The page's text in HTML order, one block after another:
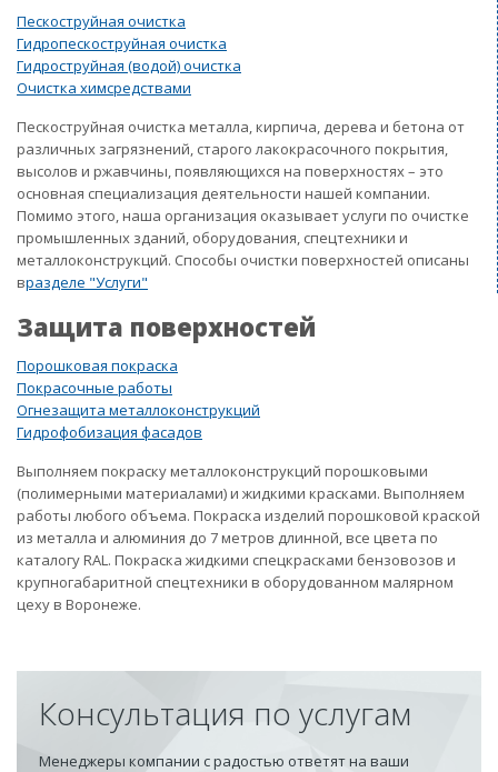
Пескоструйная очистка
Гидропескоструйная очистка
Гидроструйная (водой) очистка
Очистка химсредствами
Пескоструйная очистка металла, кирпича, дерева и бетона от
различных загрязнений, старого лакокрасочного покрытия,
высолов и ржавчины, появляющихся на поверхностях – это
основная специализация деятельности нашей компании.
Помимо этого, наша организация оказывает услуги по очистке
промышленных зданий, оборудования, спецтехники и
металлоконструкций. Способы очистки поверхностей описаны
вразделе "Услуги"
Защита поверхностей
Порошковая покраска
Покрасочные работы
Огнезащита металлоконструкций
Гидрофобизация фасадов
Выполняем покраску металлоконструкций порошковыми
(полимерными материалами) и жидкими красками. Выполняем
работы любого объема. Покраска изделий порошковой краской
из металла и алюминия до 7 метров длинной, все цвета по
каталогу RAL. Покраска жидкими спецкрасками бензовозов и
крупногабаритной спецтехники в оборудованном малярном
цеху в Воронеже.
Консультация по услугам
Менеджеры компании с радостью ответят на ваши